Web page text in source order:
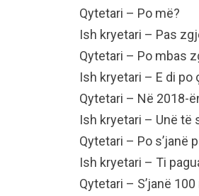
Qytetari – Po më?
Ish kryetari – Pas
Qytetari – Po mbas
Ish kryetari – E di po
Qytetari – Në 2018-
Ish kryetari – Unë të
Qytetari – Po s’janë
Ish kryetari – Ti
Qytetari – S’janë